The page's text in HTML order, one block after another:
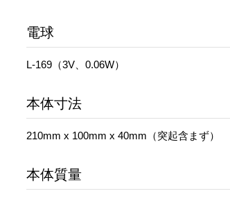
電球
L-169（3V、0.06W）
本体寸法
210mm x 100mm x 40mm（突起含まず）
本体質量